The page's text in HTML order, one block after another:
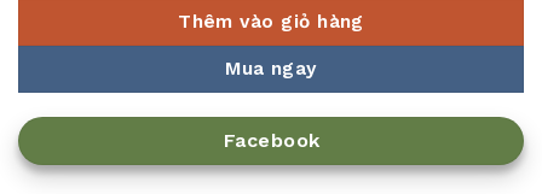
Thêm vào giỏ hàng
Mua ngay
Facebook